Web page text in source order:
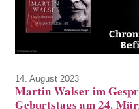
14. August 2023
Martin Walser im
Geburtstags am 24.